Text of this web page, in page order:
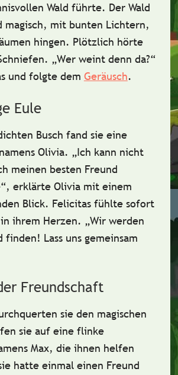
Wald führte. Der Wald
magisch, mit bunten Lichtern,
hingen. Plötzlich hörte
„Wer weint denn da?“
und folgte dem Geräusch.
Eule
Busch fand sie eine
Olivia. „Ich kann nicht
meinen besten Freund
erklärte Olivia mit einem
Blick. Felicitas fühlte sofort
ihrem Herzen. „Wir werden
finden! Lass uns gemeinsam
Freundschaft
sie den magischen
sie auf eine flinke
Max, die ihnen helfen
hatte einmal einen Freund